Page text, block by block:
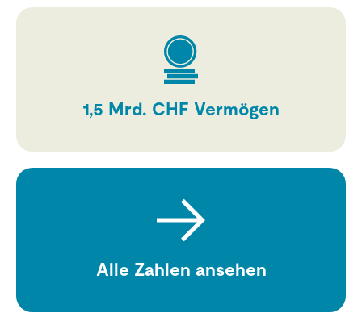
1,5 Mrd. CHF Vermögen
Alle Zahlen ansehen